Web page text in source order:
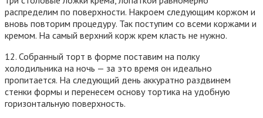
распределим по поверхности. Накроем следующим коржом и
вновь повторим процедуру. Так поступим со всеми коржами и
кремом. На самый верхний корж крем класть не нужно.
12. Собранный торт в форме поставим на полку
холодильника на ночь — за это время он идеально
пропитается. На следующий день аккуратно раздвинем
стенки формы и перенесем основу тортика на удобную
горизонтальную поверхность.